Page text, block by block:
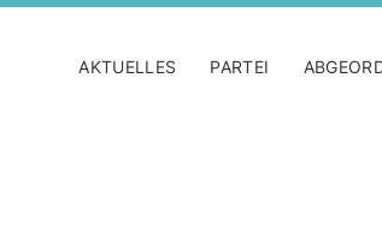
AKTUELLES PARTEI